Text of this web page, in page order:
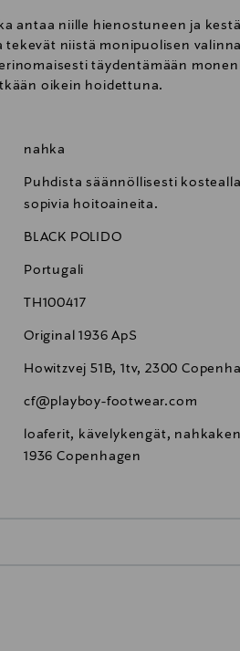
antaa niille hienostuneen ja
niistä monipuolisen
täydentämään
oikein hoidettuna.
nahka
Puhdista säännöllisesti
sopivia hoitoaineita.
BLACK POLIDO
Portugali
TH100417
Original 1936 ApS
Howitzvej 51B, 1tv, 2300
cf@playboy-footwear.com
loaferit, kävelykengät,
1936 Copenhagen